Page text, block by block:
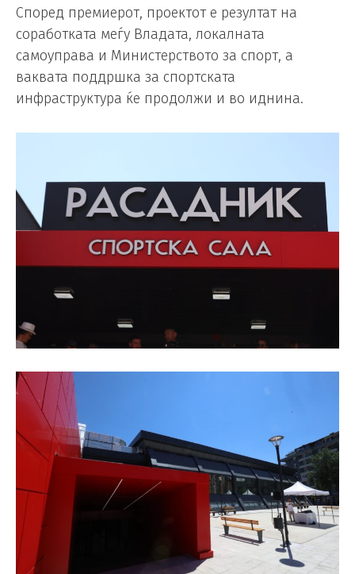
Според премиерот, проектот е резултат на
соработката меѓу Владата, локалната
самоуправа и Министерството за спорт, а
ваквата поддршка за спортската
инфраструктура ќе продолжи и во иднина.